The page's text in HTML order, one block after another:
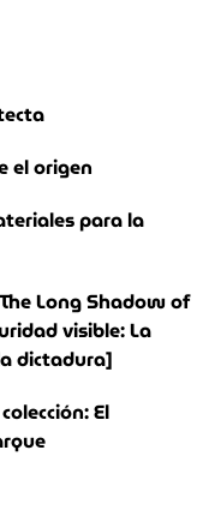
el origen
para la
Long Shadow of
visible: La
dictadura]
El